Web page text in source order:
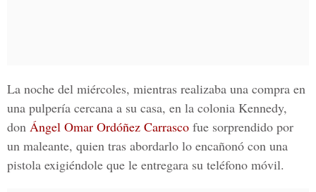
La noche del miércoles, mientras realizaba una compra en
una pulpería cercana a su casa, en la colonia Kennedy,
don Ángel Omar Ordóñez Carrasco fue sorprendido por
un maleante, quien tras abordarlo lo encañonó con una
pistola exigiéndole que le entregara su teléfono móvil.